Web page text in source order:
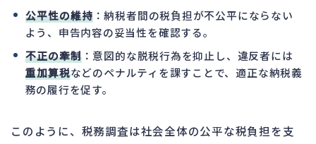
公平性の維持：納税者間の税負担が不公平にならない
よう、申告内容の妥当性を確認する。
不正の牽制：意図的な脱税行為を抑止し、違反者には
重加算税などのペナルティを課すことで、適正な納税義
務の履行を促す。
このように、税務調査は社会全体の公平な税負担を支